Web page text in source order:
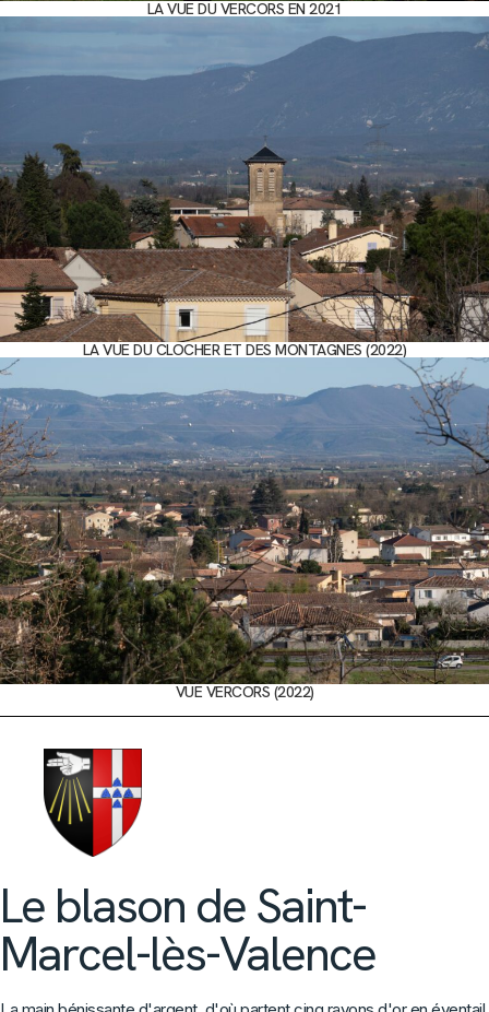
LA VUE DU VERCORS EN 2021
LA VUE DU CLOCHER ET DES MONTAGNES (2022)
VUE VERCORS (2022)
Le blason de Saint-
Marcel-lès-Valence